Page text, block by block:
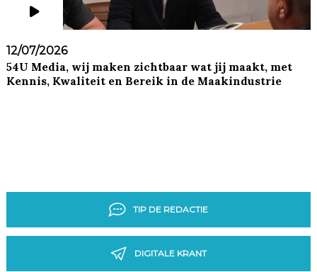
12/07/2026
54U Media, wij maken zichtbaar wat jij maakt, met
Kennis, Kwaliteit en Bereik in de Maakindustrie
TIP DE REDACTIE
DIGITALE KRANT